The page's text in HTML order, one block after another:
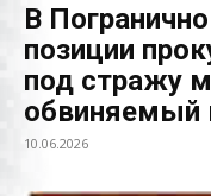
В
позиции
под стражу
обвиняемый
10.06.2026